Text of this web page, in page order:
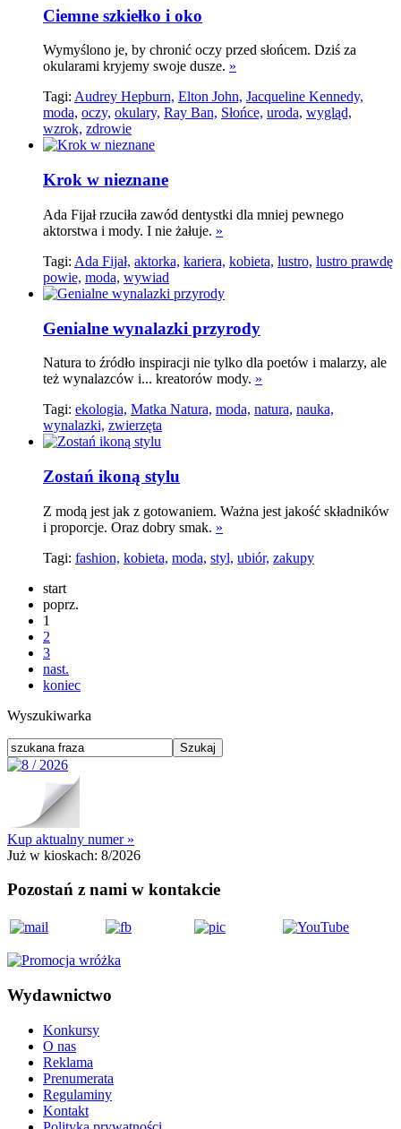
Ciemne szkiełko i oko
Wymyślono je, by chronić oczy przed słońcem. Dziś za
okularami kryjemy swoje dusze. »
Tagi: Audrey Hepburn, Elton John, Jacqueline Kennedy,
moda, oczy, okulary, Ray Ban, Słońce, uroda, wygląd,
wzrok, zdrowie
Krok w nieznane
Ada Fijał rzuciła zawód dentystki dla mniej pewnego
aktorstwa i mody. I nie żałuje. »
Tagi: Ada Fijał, aktorka, kariera, kobieta, lustro, lustro prawdę
powie, moda, wywiad
Genialne wynalazki przyrody
Natura to źródło inspiracji nie tylko dla poetów i malarzy, ale
też wynalazców i... kreatorów mody. »
Tagi: ekologia, Matka Natura, moda, natura, nauka,
wynalazki, zwierzęta
Zostań ikoną stylu
Z modą jest jak z gotowaniem. Ważna jest jakość składników
i proporcje. Oraz dobry smak. »
Tagi: fashion, kobieta, moda, styl, ubiór, zakupy
start
poprz.
1
2
3
nast.
koniec
Wyszukiwarka
Kup aktualny numer »
Już w kioskach: 8/2026
Pozostań z nami w kontakcie
Wydawnictwo
Konkursy
O nas
Reklama
Prenumerata
Regulaminy
Kontakt